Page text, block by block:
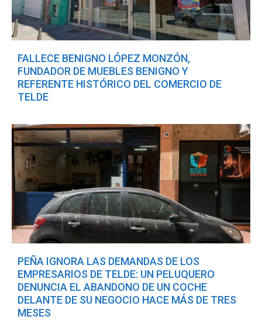
FALLECE BENIGNO LÓPEZ MONZÓN,
FUNDADOR DE MUEBLES BENIGNO Y
REFERENTE HISTÓRICO DEL COMERCIO DE
TELDE
PEÑA IGNORA LAS DEMANDAS DE LOS
EMPRESARIOS DE TELDE: UN PELUQUERO
DENUNCIA EL ABANDONO DE UN COCHE
DELANTE DE SU NEGOCIO HACE MÁS DE TRES
MESES